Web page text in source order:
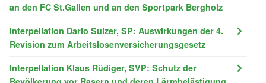
an den FC St.Gallen und an den Sportpark Bergholz
Interpellation Dario Sulzer, SP: Auswirkungen der 4.
Revision zum Arbeitslosenversicherungsgesetz
Interpellation Klaus Rüdiger, SVP: Schutz der